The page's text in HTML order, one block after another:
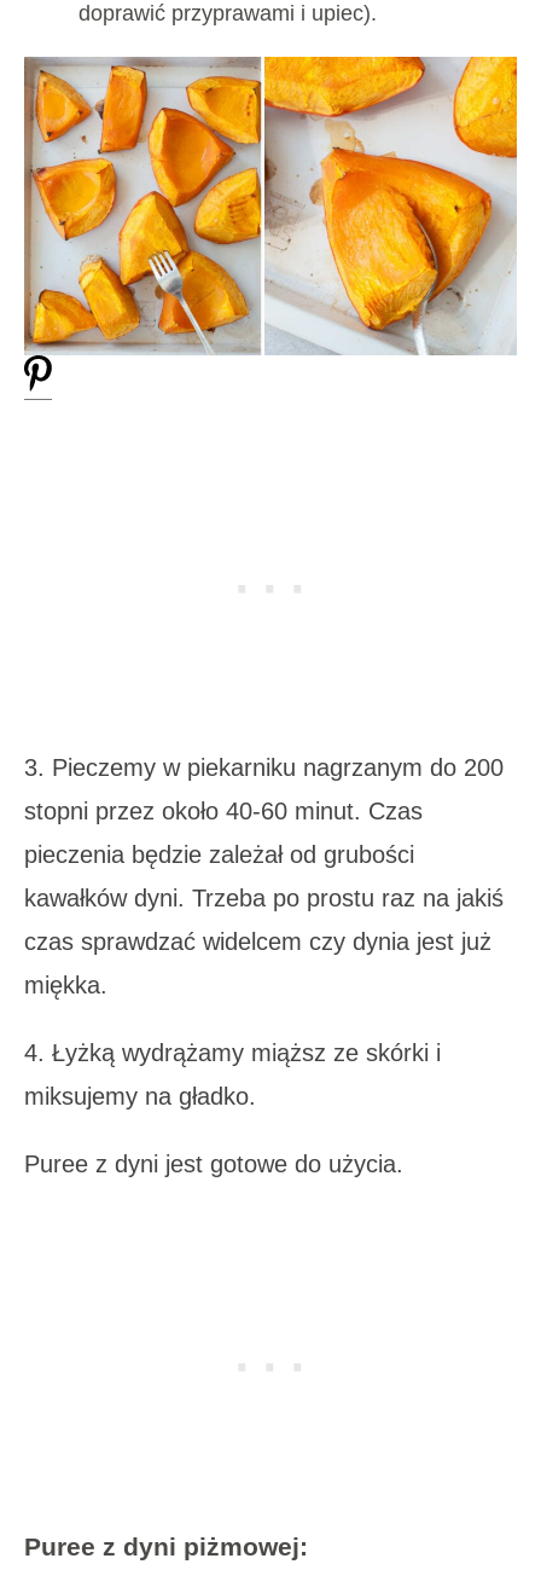
doprawić przyprawami i upiec).
3. Pieczemy w piekarniku nagrzanym do 200
stopni przez około 40-60 minut. Czas
pieczenia będzie zależał od grubości
kawałków dyni. Trzeba po prostu raz na jakiś
czas sprawdzać widelcem czy dynia jest już
miękka.
4. Łyżką wydrążamy miąższ ze skórki i
miksujemy na gładko.
Puree z dyni jest gotowe do użycia.
Puree z dyni piżmowej: